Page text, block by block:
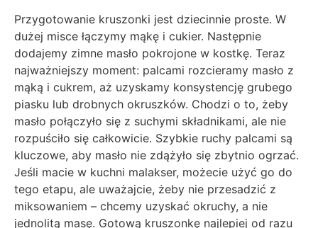
Przygotowanie kruszonki jest dziecinnie proste. W
dużej misce łączymy mąkę i cukier. Następnie
dodajemy zimne masło pokrojone w kostkę. Teraz
najważniejszy moment: palcami rozcieramy masło z
mąką i cukrem, aż uzyskamy konsystencję grubego
piasku lub drobnych okruszków. Chodzi o to, żeby
masło połączyło się z suchymi składnikami, ale nie
rozpuściło się całkowicie. Szybkie ruchy palcami są
kluczowe, aby masło nie zdążyło się zbytnio ogrzać.
Jeśli macie w kuchni malakser, możecie użyć go do
tego etapu, ale uważajcie, żeby nie przesadzić z
miksowaniem – chcemy uzyskać okruchy, a nie
jednolitą masę. Gotową kruszonkę najlepiej od razu